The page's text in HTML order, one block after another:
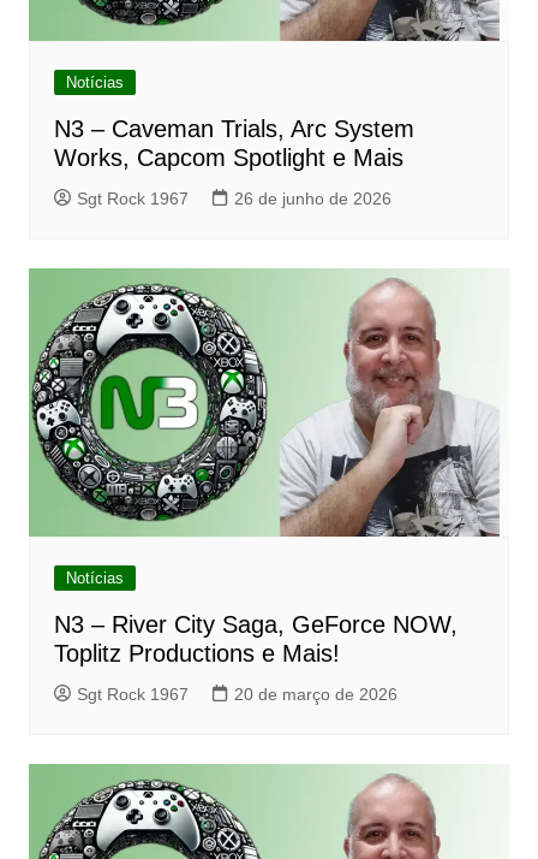
Notícias
N3 – Caveman Trials, Arc System
Works, Capcom Spotlight e Mais
Sgt Rock 1967 26 de junho de 2026
Notícias
N3 – River City Saga, GeForce NOW,
Toplitz Productions e Mais!
Sgt Rock 1967 20 de março de 2026